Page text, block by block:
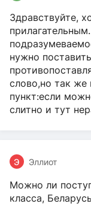
Здравствуйте,
нужно
слово,но так же
пункт:если
слитно и тут
Э Эллиот
Можно ли
класса, Беларусь